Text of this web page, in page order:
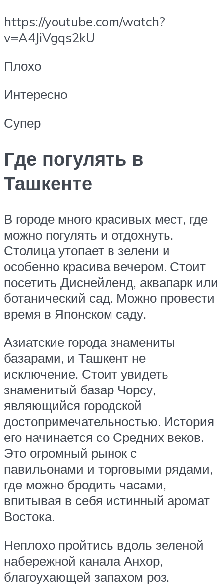
https://youtube.com/watch?
v=A4JiVgqs2kU
Плохо
Интересно
Супер
Где погулять в
Ташкенте
В городе много красивых мест, где
можно погулять и отдохнуть.
Столица утопает в зелени и
особенно красива вечером. Стоит
посетить Диснейленд, аквапарк или
ботанический сад. Можно провести
время в Японском саду.
Азиатские города знамениты
базарами, и Ташкент не
исключение. Стоит увидеть
знаменитый базар Чорсу,
являющийся городской
достопримечательностью. История
его начинается со Средних веков.
Это огромный рынок с
павильонами и торговыми рядами,
где можно бродить часами,
впитывая в себя истинный аромат
Востока.
Неплохо пройтись вдоль зеленой
набережной канала Анхор,
благоухающей запахом роз.